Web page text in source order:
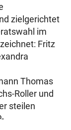
zielgerichtet
im
Fritz
Thomas
Roller und
steilen